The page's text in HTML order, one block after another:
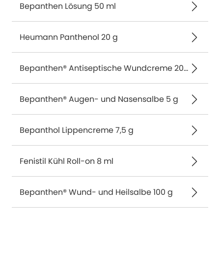
Bepanthen Lösung 50 ml
Heumann Panthenol 20 g
Bepanthen® Antiseptische Wundcreme 20 g
Bepanthen® Augen- und Nasensalbe 5 g
Bepanthol Lippencreme 7,5 g
Fenistil Kühl Roll-on 8 ml
Bepanthen® Wund- und Heilsalbe 100 g